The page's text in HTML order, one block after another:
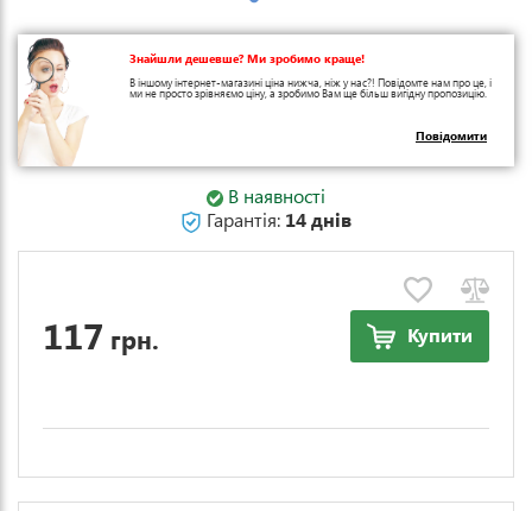
Знайшли дешевше? Ми зробимо краще!
В іншому інтернет-магазині ціна нижча, ніж у нас?! Повідомте нам про це, і
ми не просто зрівняємо ціну, а зробимо Вам ще більш вигідну пропозицію.
Повідомити
В наявності
Гарантія: 14 днів
117 грн. Купити